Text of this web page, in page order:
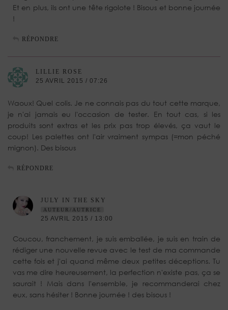
Et en plus, ils ont une tête rigolote ! Bisous et bonne journée
!
RÉPONDRE
LILLIE ROSE
25 AVRIL 2015 / 07:26
Waoux! Quel colis. Je ne connais pas du tout cette marque,
je n'ai jamais eu l'occasion de tester. En tout cas, si les
produits sont extras et les prix pas trop élevés, ça vaut le
coup! Les palettes ont l'air vraiment sympas (=mon péché
mignon). Des bisous
RÉPONDRE
JULY IN THE SKY
AUTEUR/AUTRICE
25 AVRIL 2015 / 13:00
Coucou, franchement, je suis emballée, je suis en train de
rédiger une nouvelle revue avec le test de ma commande
cette fois et j'ai quand même deux petites déceptions. Tu
vas me dire heureusement, la perfection n'existe pas, ça se
saurait ! Mais dans l'ensemble, je recommanderai chez
eux, sans hésiter ! Bonne journée ! des bisous !